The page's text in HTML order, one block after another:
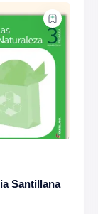
Santillana